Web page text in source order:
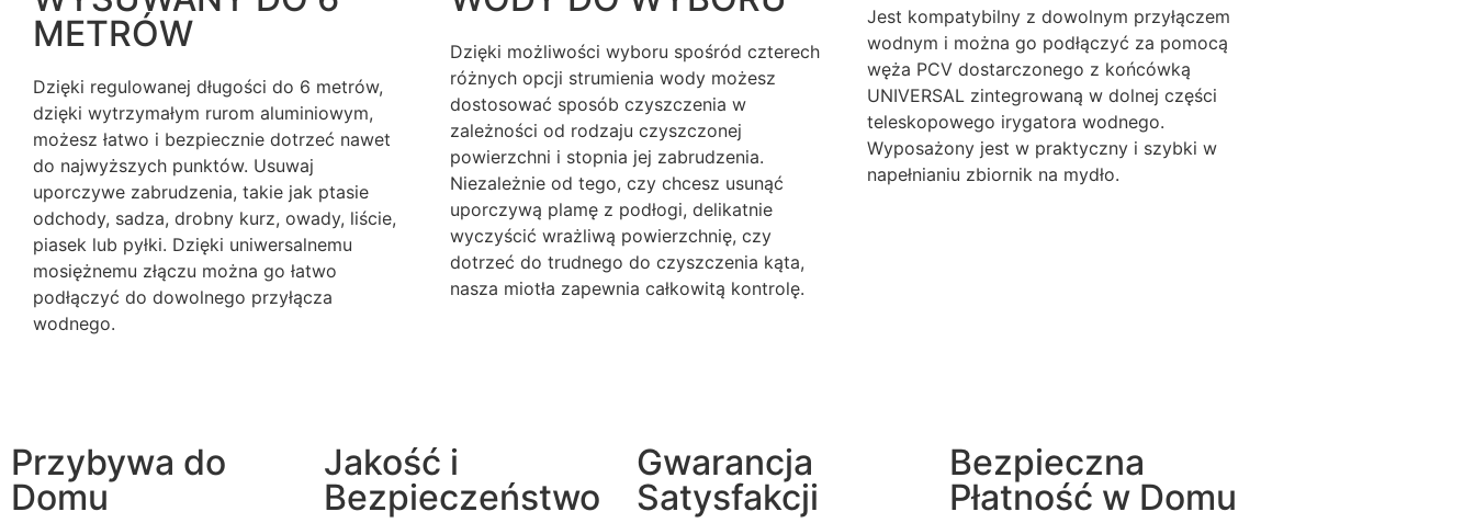
METRÓW
Dzięki regulowanej długości do 6 metrów,
dzięki wytrzymałym rurom aluminiowym,
możesz łatwo i bezpiecznie dotrzeć nawet
do najwyższych punktów. Usuwaj
uporczywe zabrudzenia, takie jak ptasie
odchody, sadza, drobny kurz, owady, liście,
piasek lub pyłki. Dzięki uniwersalnemu
mosiężnemu złączu można go łatwo
podłączyć do dowolnego przyłącza
wodnego.
Dzięki możliwości wyboru spośród czterech
różnych opcji strumienia wody możesz
dostosować sposób czyszczenia w
zależności od rodzaju czyszczonej
powierzchni i stopnia jej zabrudzenia.
Niezależnie od tego, czy chcesz usunąć
uporczywą plamę z podłogi, delikatnie
wyczyścić wrażliwą powierzchnię, czy
dotrzeć do trudnego do czyszczenia kąta,
nasza miotła zapewnia całkowitą kontrolę.
Jest kompatybilny z dowolnym przyłączem
wodnym i można go podłączyć za pomocą
węża PCV dostarczonego z końcówką
UNIVERSAL zintegrowaną w dolnej części
teleskopowego irygatora wodnego.
Wyposażony jest w praktyczny i szybki w
napełnianiu zbiornik na mydło.
Przybywa do
Domu
Jakość i
Bezpieczeństwo
Gwarancja
Satysfakcji
Bezpieczna
Płatność w Domu